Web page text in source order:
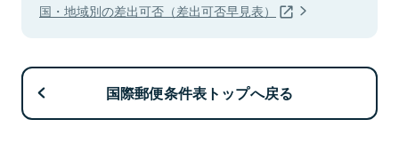
国・地域別の差出可否（差出可否早見表）
国際郵便条件表トップへ戻る